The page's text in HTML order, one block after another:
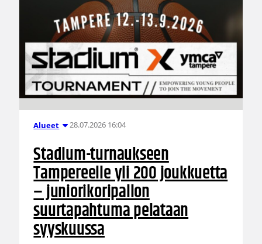
Alueet 28.07.2026 16:04
Stadium-turnaukseen
Tampereelle yli 200 joukkuetta
– juniorikoripallon
suurtapahtuma pelataan
syyskuussa